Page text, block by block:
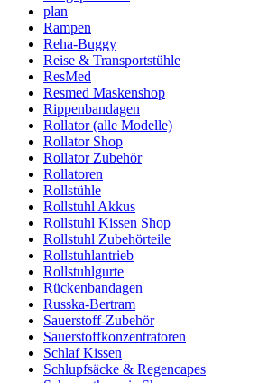
plan
Rampen
Reha-Buggy
Reise & Transportstühle
ResMed
Resmed Maskenshop
Rippenbandagen
Rollator (alle Modelle)
Rollator Shop
Rollator Zubehör
Rollatoren
Rollstühle
Rollstuhl Akkus
Rollstuhl Kissen Shop
Rollstuhl Zubehörteile
Rollstuhlantrieb
Rollstuhlgurte
Rückenbandagen
Russka-Bertram
Sauerstoff-Zubehör
Sauerstoffkonzentratoren
Schlaf Kissen
Schlupfsäcke & Regencapes